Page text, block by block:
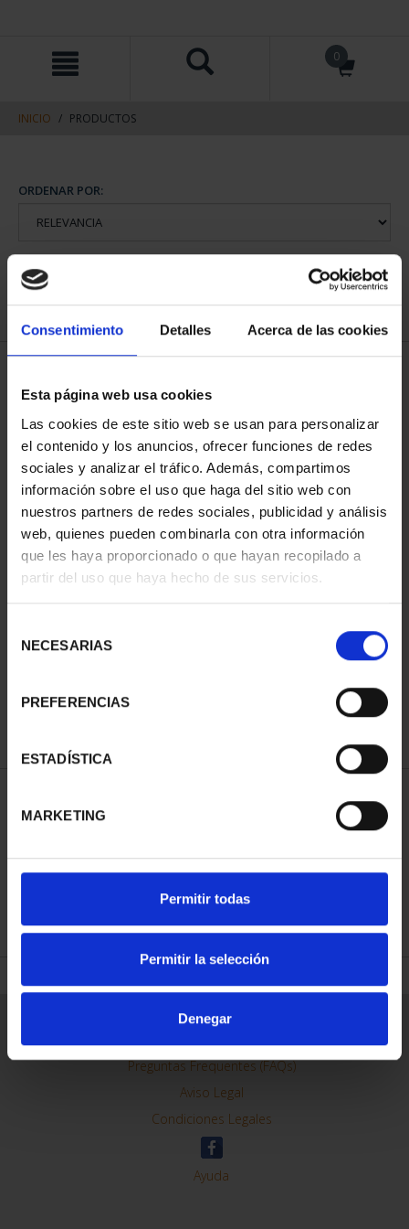
Consentimiento Detalles Acerca de las cookies
Esta página web usa cookies
Las cookies de este sitio web se usan para personalizar
el contenido y los anuncios, ofrecer funciones de redes
sociales y analizar el tráfico. Además, compartimos
información sobre el uso que haga del sitio web con
nuestros partners de redes sociales, publicidad y análisis
web, quienes pueden combinarla con otra información
que les haya proporcionado o que hayan recopilado a
partir del uso que haya hecho de sus servicios.
NECESARIAS
PREFERENCIAS
ESTADÍSTICA
MARKETING
Permitir todas
Permitir la selección
Denegar
contenido
navegacin
0
INICIO PRODUCTOS
ORDENAR POR:
REFINAR
CIUDADES PATRIMONIO
III - TARRAGONA
ORDENAR POR:
REFINAR